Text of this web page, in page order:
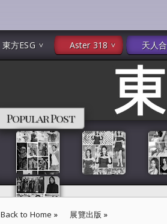
東方ESG Aster 318 天人
Popular Post
Back to Home » 展覽出版 »